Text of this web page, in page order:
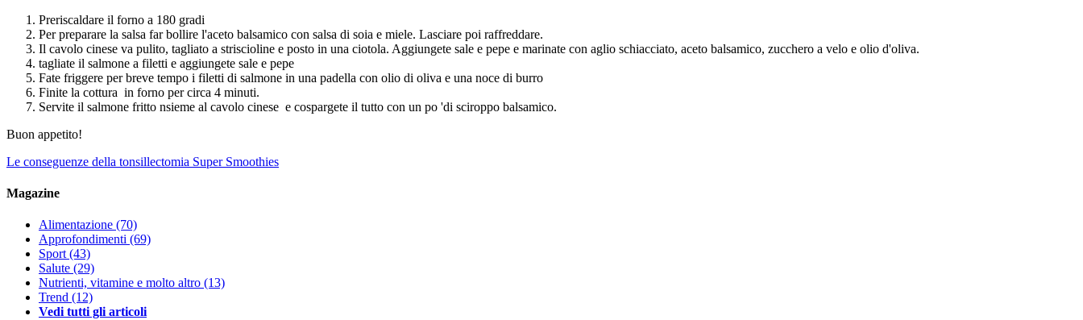
Preriscaldare il forno a 180 gradi
Per preparare la salsa far bollire l'aceto balsamico con salsa di soia e miele. Lasciare poi raffreddare.
Il cavolo cinese va pulito, tagliato a striscioline e posto in una ciotola. Aggiungete sale e pepe e marinate con aglio schiacciato, aceto balsamico, zucchero a velo e olio d'oliva.
tagliate il salmone a filetti e aggiungete sale e pepe
Fate friggere per breve tempo i filetti di salmone in una padella con olio di oliva e una noce di burro
Finite la cottura in forno per circa 4 minuti.
Servite il salmone fritto nsieme al cavolo cinese e cospargete il tutto con un po 'di sciroppo balsamico.
Buon appetito!
Le conseguenze della tonsillectomia Super Smoothies
Magazine
Alimentazione (70)
Approfondimenti (69)
Sport(43)
Salute (29)
Nutrienti, vitamine e molto altro (13)
Trend (12)
Vedi tutti gli articoli